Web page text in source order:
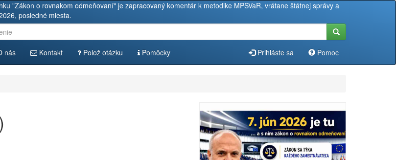
"Zákon o rovnakom odmeňovaní" je zapracovaný komentár k metodike MPSVaR, vrátane štátnej správy a
posledné miesta.
nás Kontakt Polož otázku Pomôcky Prihláste sa Pomoc